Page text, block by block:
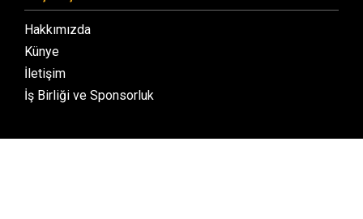
Hakkımızda
Künye
İletişim
İş Birliği ve Sponsorluk